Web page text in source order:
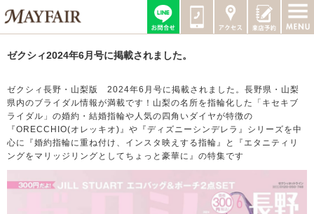
ゼクシィ2024年6月号に掲載されました。
ゼクシィ長野・山梨版 2024年6月号に掲載されました。長野県・山梨
県内のブライダル情報が満載です！山梨の名所を指輪化した「キセキブ
ライダル」の婚約・結婚指輪や人気の四角いダイヤが特徴の
『ORECCHIO(オレッキオ)』や『ディズニーシンデレラ』シリーズを中
心に『婚約指輪に重ね付け、インスタ映えする指輪』と『エタニティリ
ングをマリッジリングとしてちょっと豪華に』の特集です